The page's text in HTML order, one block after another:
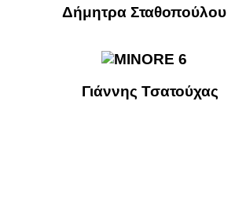
Δήμητρα Σταθοπούλου
Γιάννης Τσατούχας